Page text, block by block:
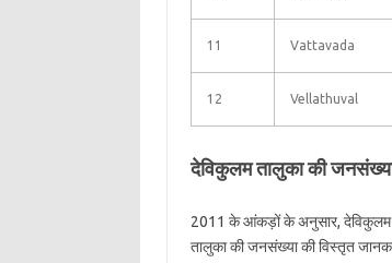
11 Vattavada
12 Vellathuval
देविकुलम तालुका की
2011 के आंकड़ों के अनुसार, देविकुलम
तालुका की जनसंख्या की विस्तृत